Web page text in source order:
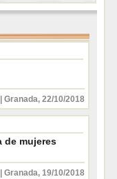
Granada, 22/10/2018
de mujeres
Granada, 19/10/2018